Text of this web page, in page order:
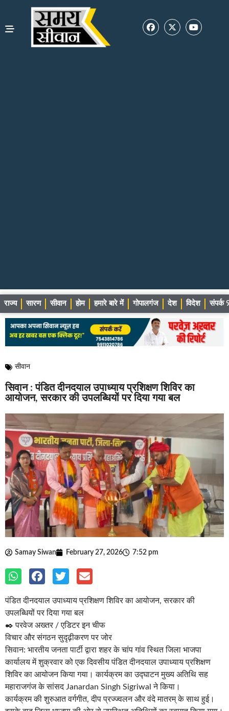
राज्य सारण सीवान होम हमारे बारे में गोपालगंज देश विदेश संपर्क
सीवान
सिवान : पंडित दीनदयाल उपाध्याय प्रशिक्षण शिविर का
आयोजन, सरकार की उपलब्धियों पर दिया गया बल
Samay Siwan February 27, 2026 7:52 pm
पंडित दीनदयाल उपाध्याय प्रशिक्षण शिविर का आयोजन, सरकार की
उपलब्धियों पर दिया गया बल
✒️ परवेज अख्तर / एडिटर इन चीफ
विचार और संगठन सुदृढ़ीकरण पर जोर
सिवान: भारतीय जनता पार्टी द्वारा शहर के चांप गांव स्थित जिला भाजपा
कार्यालय में शुक्रवार को एक दिवसीय पंडित दीनदयाल उपाध्याय प्रशिक्षण
शिविर का आयोजन किया गया। कार्यक्रम का उद्घाटन मुख्य अतिथि सह
महाराजगंज के सांसद Janardan Singh Sigriwal ने किया।
कार्यक्रम की शुरुआत वर्गगीत, दीप प्रज्ज्वलन और वंदे मातरम् के साथ हुई।